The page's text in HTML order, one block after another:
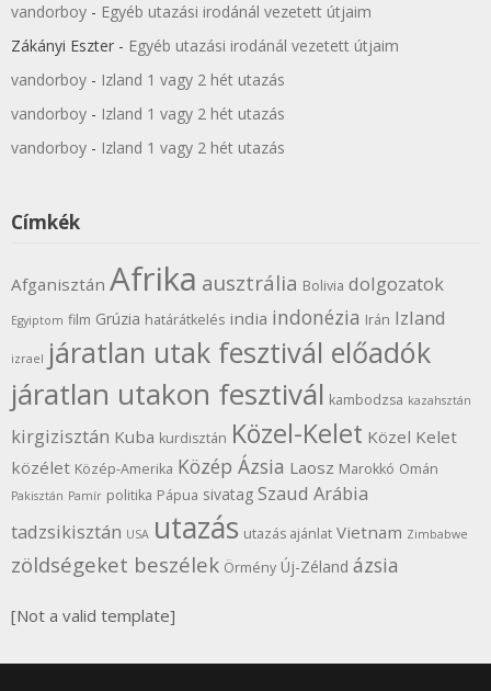
vandorboy - Egyéb utazási irodánál vezetett útjaim
Zákányi Eszter - Egyéb utazási irodánál vezetett útjaim
vandorboy - Izland 1 vagy 2 hét utazás
vandorboy - Izland 1 vagy 2 hét utazás
vandorboy - Izland 1 vagy 2 hét utazás
Címkék
Afganisztán Afrika ausztrália Bolivia dolgozatok
Egyiptom film Grúzia határátkelés india indonézia Irán Izland
izrael járatlan utak fesztivál előadók
járatlan utakon fesztivál kambodzsa kazahsztán
kirgizisztán Kuba kurdisztán Közel-Kelet Közel Kelet
közélet Közép-Amerika Közép Ázsia Laosz Marokkó Omán
Pakisztán Pamír politika Pápua sivatag Szaud Arábia
tadzsikisztán USA utazás utazás ajánlat Vietnam Zimbabwe
zöldségeket beszélek Örmény Új-Zéland ázsia
[Not a valid template]